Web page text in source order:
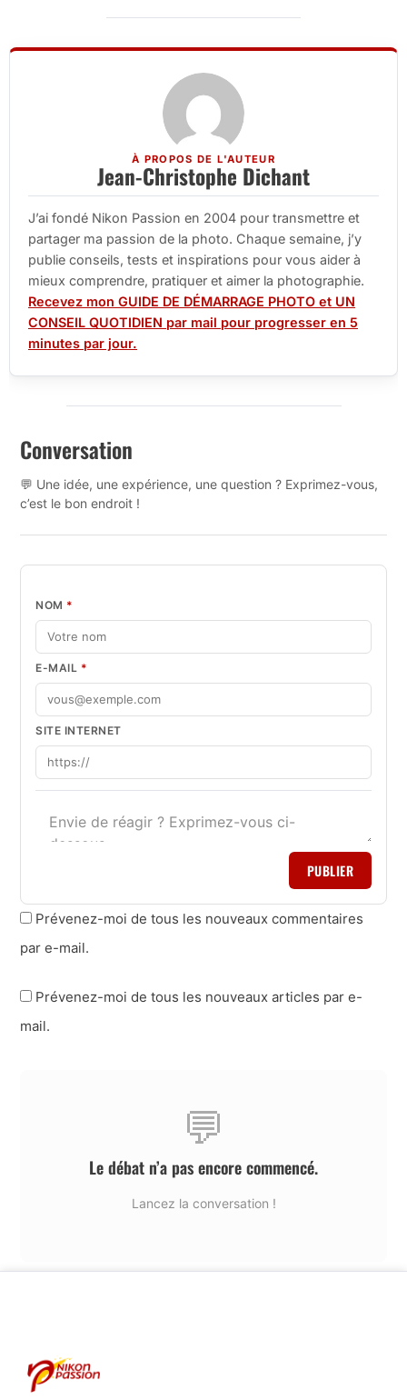
À PROPOS DE L'AUTEUR
Jean-Christophe Dichant
J’ai fondé Nikon Passion en 2004 pour transmettre et
partager ma passion de la photo. Chaque semaine, j’y
publie conseils, tests et inspirations pour vous aider à
mieux comprendre, pratiquer et aimer la photographie.
Recevez mon GUIDE DE DÉMARRAGE PHOTO et UN
CONSEIL QUOTIDIEN par mail pour progresser en 5
minutes par jour.
Conversation
💬 Une idée, une expérience, une question ? Exprimez-vous,
c’est le bon endroit !
NOM *
E-MAIL *
SITE INTERNET
PUBLIER
Prévenez-moi de tous les nouveaux commentaires
par e-mail.
Prévenez-moi de tous les nouveaux articles par e-
mail.
💬
Le débat n’a pas encore commencé.
Lancez la conversation !